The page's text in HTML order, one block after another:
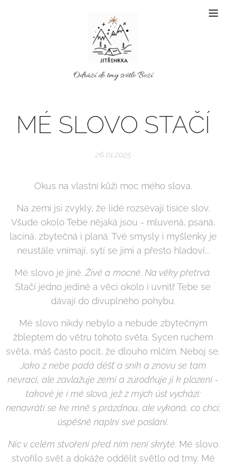
Odráží do tmy světlo Boží
MÉ SLOVO STAČÍ
26.01.2025
Okus na vlastní kůži moc mého slova.
Na zemi jsi zvyklý, že lidé rozsévají tisíce slov.
Všude okolo Tebe nějaká jsou - mluvená, psaná,
laciná, zbytečná i planá. Tvé smysly i myšlenky je
neustále vnímají, sytí se jimi a přesto hladoví...
Mé slovo je jiné. Živé a mocné. Na věky přetrvá.
Stačí jedno jediné a věci okolo i uvnitř Tebe se
dávají do divuplného pohybu.
Mé slovo nikdy nebylo a nebude zbytečným
žbleptem do větru tohoto světa. Sycen ruchem
světa, máš často pocit, že dlouho mlčím. Neboj se.
Jako z nebe padá déšť a sníh a znovu se tam
nevrací, ale zavlažuje zemi a zúrodňuje ji k plození -
takové je i mé slovo, jež z mých úst vychází:
nenavrátí se ke mně s prázdnou, ale vykoná, co chci;
úspěšně naplní své poslání.
Nic v celém stvoření před ním není skryté. Mé slovo
stvořilo svět a dokáže oddělit světlo od tmy. Mé